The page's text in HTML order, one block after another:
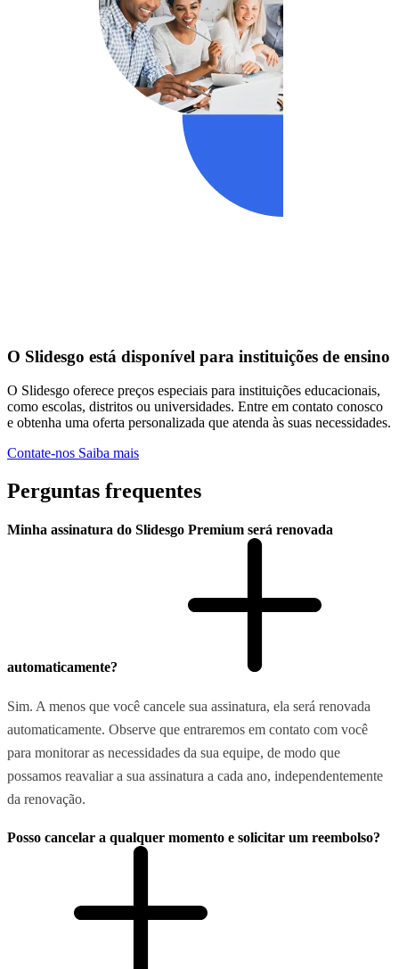
O Slidesgo está disponível para instituições de ensino
O Slidesgo oferece preços especiais para instituições educacionais,
como escolas, distritos ou universidades. Entre em contato conosco
e obtenha uma oferta personalizada que atenda às suas necessidades.
Contate-nos Saiba mais
Perguntas frequentes
Minha assinatura do Slidesgo Premium será renovada
automaticamente?
Sim. A menos que você cancele sua assinatura, ela será renovada
automaticamente. Observe que entraremos em contato com você
para monitorar as necessidades da sua equipe, de modo que
possamos reavaliar a sua assinatura a cada ano, independentemente
da renovação.
Posso cancelar a qualquer momento e solicitar um reembolso?